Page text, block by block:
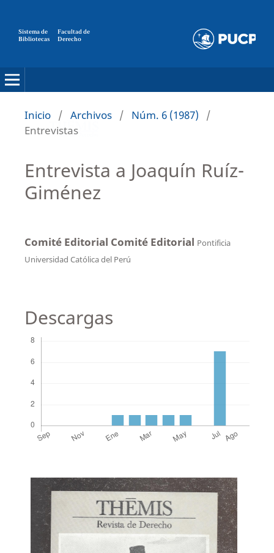
Sistema de
Bibliotecas
Facultad de
Derecho
Inicio / Archivos / Núm. 6 (1987)
/
Entrevistas
Entrevista a Joaquín Ruíz-
Giménez
Comité Editorial Comité Editorial Pontificia
Universidad Católica del Perú
Descargas